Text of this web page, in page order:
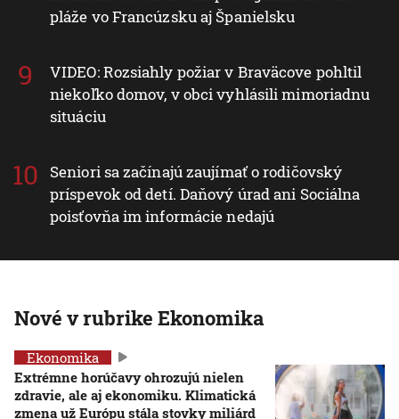
pláže vo Francúzsku aj Španielsku
VIDEO: Rozsiahly požiar v Braväcove pohltil
niekoľko domov, v obci vyhlásili mimoriadnu
situáciu
Seniori sa začínajú zaujímať o rodičovský
príspevok od detí. Daňový úrad ani Sociálna
poisťovňa im informácie nedajú
Nové v rubrike Ekonomika
Ekonomika
Extrémne horúčavy ohrozujú nielen
zdravie, ale aj ekonomiku. Klimatická
zmena už Európu stála stovky miliárd